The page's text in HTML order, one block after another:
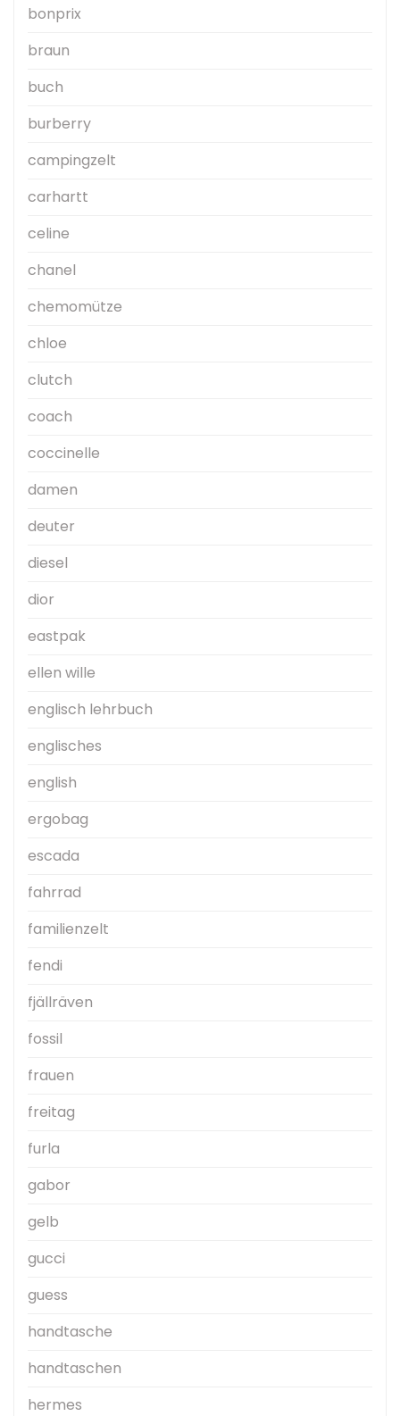
bonprix
braun
buch
burberry
campingzelt
carhartt
celine
chanel
chemomütze
chloe
clutch
coach
coccinelle
damen
deuter
diesel
dior
eastpak
ellen wille
englisch lehrbuch
englisches
english
ergobag
escada
fahrrad
familienzelt
fendi
fjällräven
fossil
frauen
freitag
furla
gabor
gelb
gucci
guess
handtasche
handtaschen
hermes